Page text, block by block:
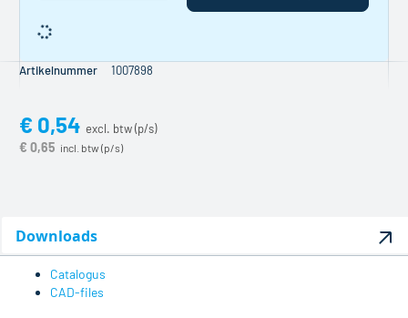
afneemt
zaagtoeslag
wordt in de
prijs verwerkt
zaagsnede.
Artikelnummer 1007898
€ 0,65
€ 0,54
Downloads
Catalogus
CAD-files